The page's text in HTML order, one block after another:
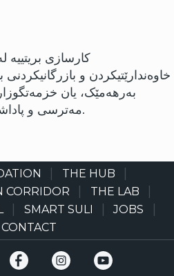
کارسازی
خاوەندارێتیکردن و
بەرهەمێک، یان
مەترسی و پاداشتەکانی پەیوەست بەم کارە.
THE HUB
CORRIDOR
THE LAB
SMART SULI
JOBS
CONTACT